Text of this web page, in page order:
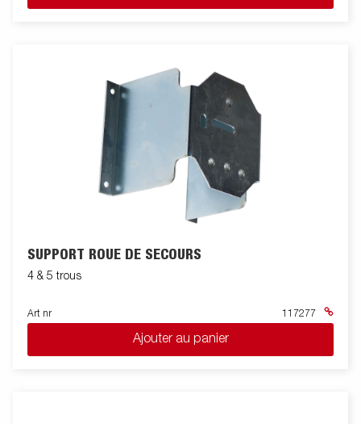
SUPPORT ROUE DE SECOURS
4 & 5 trous
Art nr 117277
Ajouter au panier